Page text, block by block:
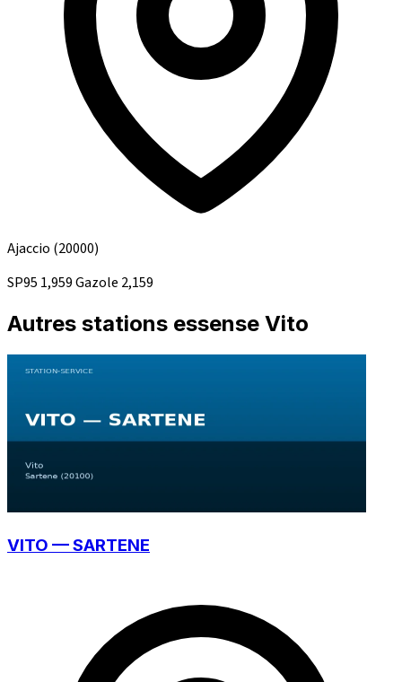
Ajaccio (20000)
SP95 1,959Gazole 2,159
Autres stations essense Vito
VITO — SARTENE